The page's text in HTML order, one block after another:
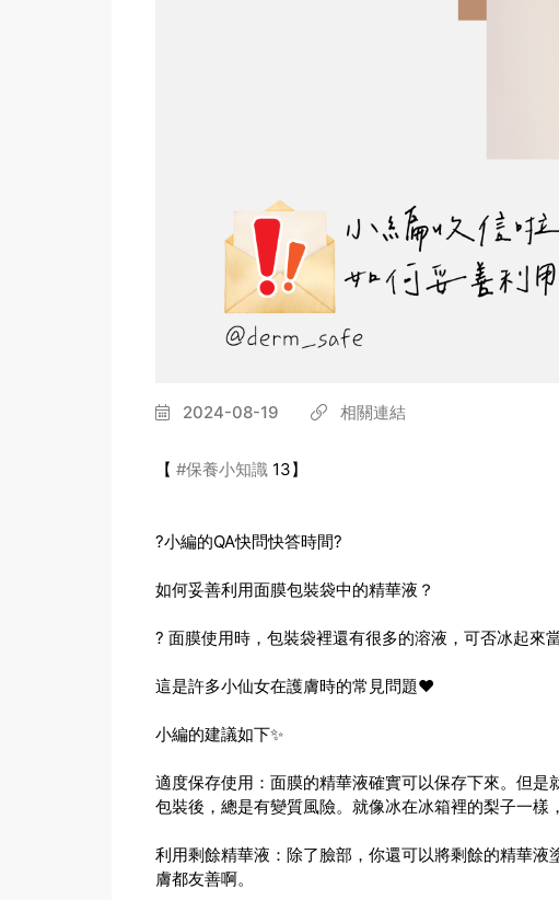
2024-08-19 相關連結
【 #保養小知識 13】
?小編的QA快問快答時間?
如何妥善利用面膜包裝袋中的精華液？
? 面膜使用時，包裝袋裡還有很多的溶液，可否冰起來
這是許多小仙女在護膚時的常見問題❤️
小編的建議如下✨
適度保存使用：面膜的精華液確實可以保存下來。但
包裝後，總是有變質風險。就像冰在冰箱裡的梨子一樣
利用剩餘精華液：除了臉部，你還可以將剩餘的精華
膚都友善啊。